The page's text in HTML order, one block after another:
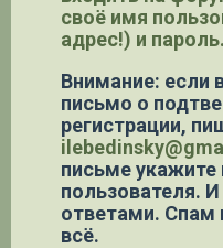
своё имя
адрес!) и пароль.
Внимание: если
письмо о
регистрации,
письме
пользователя.
ответами. Спам
всё.